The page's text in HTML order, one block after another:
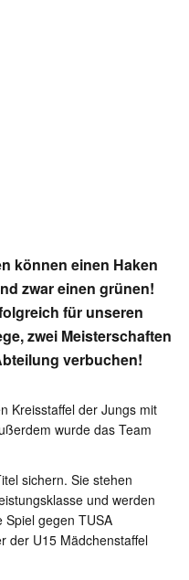
können einen Haken
zwar einen grünen!
für unseren
zwei Meisterschaften
verbuchen!
Kreisstaffel der Jungs mit
wurde das Team
sichern. Sie stehen
und werden
gegen TUSA
der U15 Mädchenstaffel